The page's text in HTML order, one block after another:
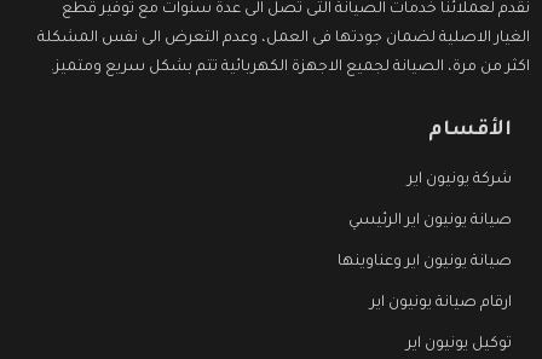
نقدم لعملائنا خدمات الصيانة التى تصل الى عدة سنوات مع توفير قطع
الغيار الاصلية لضمان جودتها فى العمل، وعدم التعرض الى نفس المشكلة
اكثر من مرة، الصيانة لجميع الاجهزة الكهربائية تتم بشكل سريع ومتميز.
الأقسام
شركة يونيون اير
صيانة يونيون اير الرئيسي
صيانة يونيون اير وعناوينها
ارقام صيانة يونيون اير
توكيل يونيون اير